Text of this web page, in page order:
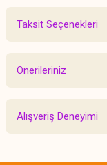
Taksit Seçenekleri
Önerileriniz
Bu ürünün fiyat
yetersiz gördüğünüz
Alışveriş Deneyimi